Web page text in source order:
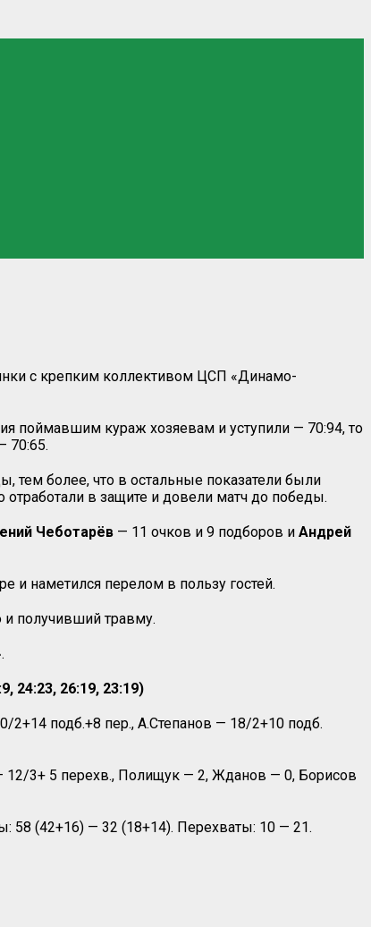
с крепким коллективом ЦСП «Динамо-
поймавшим кураж хозяевам и уступили — 70:94, то
70:65.
тем более, что в остальные показатели были
в защите и довели матч до победы.
Чеботарёв — 11 очков и 9 подборов и Андрей
и наметился перелом в пользу гостей.
и получивший травму.
24:23, 26:19, 23:19)
подб.+8 пер., А.Степанов — 18/2+10 подб.
3+ 5 перехв., Полищук — 2, Жданов — 0, Борисов
58 (42+16) — 32 (18+14). Перехваты: 10 — 21.